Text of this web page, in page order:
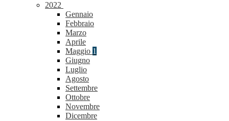
2022
Gennaio
Febbraio
Marzo
Aprile
Maggio 1
Giugno
Luglio
Agosto
Settembre
Ottobre
Novembre
Dicembre